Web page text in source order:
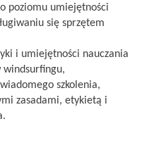
poziomu umiejętności
się sprzętem
i umiejętności nauczania
windsurfingu,
szkolenia,
zasadami, etykietą i